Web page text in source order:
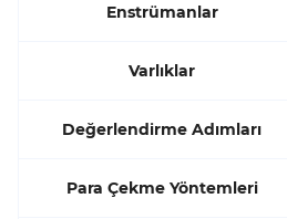
Enstrümanlar
Varlıklar
Değerlendirme Adımları
Para Çekme Yöntemleri